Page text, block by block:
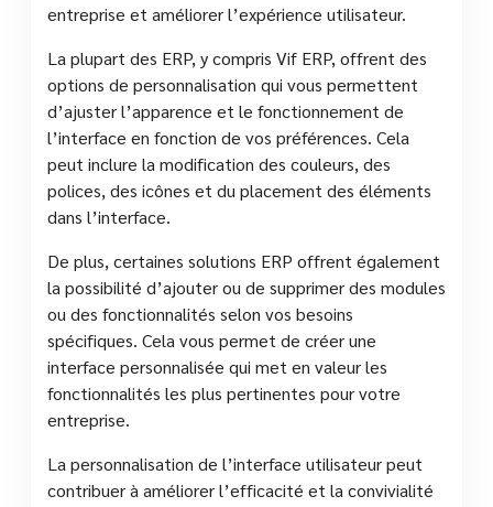
entreprise et améliorer l’expérience utilisateur.
La plupart des ERP, y compris Vif ERP, offrent des
options de personnalisation qui vous permettent
d’ajuster l’apparence et le fonctionnement de
l’interface en fonction de vos préférences. Cela
peut inclure la modification des couleurs, des
polices, des icônes et du placement des éléments
dans l’interface.
De plus, certaines solutions ERP offrent également
la possibilité d’ajouter ou de supprimer des modules
ou des fonctionnalités selon vos besoins
spécifiques. Cela vous permet de créer une
interface personnalisée qui met en valeur les
fonctionnalités les plus pertinentes pour votre
entreprise.
La personnalisation de l’interface utilisateur peut
contribuer à améliorer l’efficacité et la convivialité